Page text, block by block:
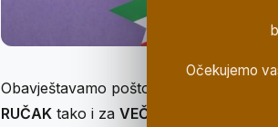
Obavještavamo poštovanu Klijentelu
RUČAK tako i za VEČERU
Očekujemo